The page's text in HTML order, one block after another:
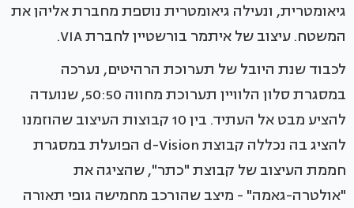
גיאומטרית, ונעילה גיאומטרית נוספת מחברת אליהן את
המשטח. עיצוב של איתמר בורשטיין לחברת VIA.
לכבוד שנת היובל של תערוכת הרהיטים, נערכה
במסגרת סלון הלוויין תערוכת מחווה 50:50, שנועדה
להציע מבט אל העתיד. בין 10 קבוצות העיצוב שהוזמנו
להציג בה נכללה קבוצת d-Vision הפועלת במסגרת
חממת העיצוב של קבוצת "כתר", שהציגה את
"אולטרה-גאמה" - מיצב שהורכב מחמישה גופי תאורה